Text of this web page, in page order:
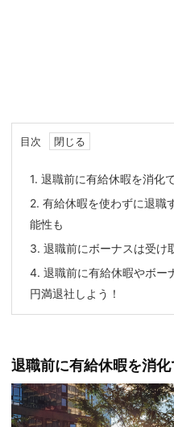
目次
1. 退職前に有給休暇を消化
2. 有給休暇を使わずに退職
能性も
3. 退職前にボーナスは受け
4. 退職前に有給休暇やボー
円満退社しよう！
退職前に有給休暇を消化